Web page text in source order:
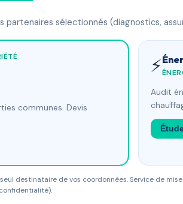
sélectionnés (diagnostics,
communes. Devis
⚡
Audit
destinataire de vos coordonnées. Service de